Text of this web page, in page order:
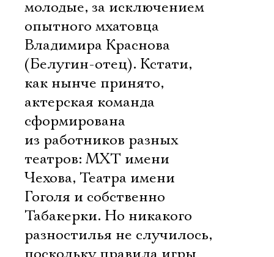
молодые, за исключением
опытного мхатовца
Владимира Краснова
(Белугин-отец). Кстати,
как нынче принято,
актерская команда
сформирована
из работников разных
театров: МХТ имени
Чехова, Театра имени
Гоголя и собственно
Табакерки. Но никакого
разностилья не случилось,